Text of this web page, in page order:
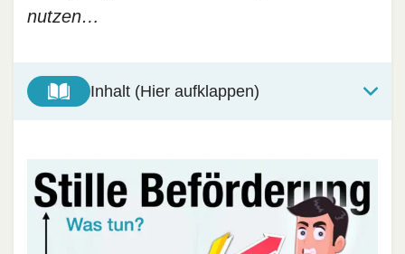
nutzen…
Inhalt (Hier aufklappen)